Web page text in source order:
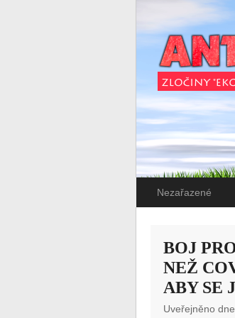
Nezařazené
BOJ
NEŽ
ABY SE
Uveřejněno